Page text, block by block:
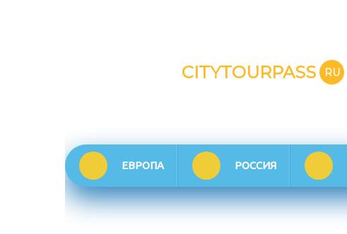
CITYTOURPASS RU
ЕВРОПА РОССИЯ